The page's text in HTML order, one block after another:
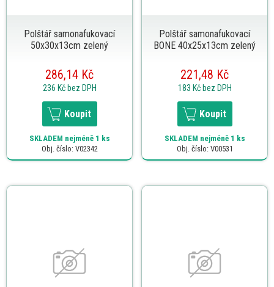
Polštář samonafukovací
50x30x13cm zelený
286,14 Kč
236 Kč bez DPH
Koupit
SKLADEM nejméně 1 ks
Obj. číslo: V02342
Polštář samonafukovací
BONE 40x25x13cm zelený
221,48 Kč
183 Kč bez DPH
Koupit
SKLADEM nejméně 1 ks
Obj. číslo: V00531